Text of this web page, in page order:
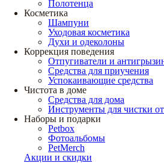
Полотенца
Косметика
Шампуни
Уходовая косметика
Духи и одеколоны
Коррекция поведения
Отпугиватели и
Средства для приучения
Успокаивающие средства
Чистота в доме
Средства для дома
Инструменты для чистки
Наборы и подарки
Petbox
Фотоальбомы
PetMerch
Акции и скидки